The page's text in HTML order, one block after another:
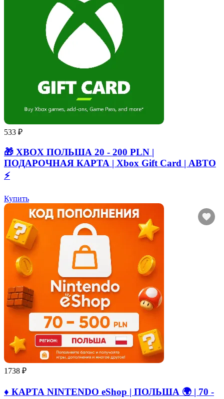
533 ₽
🎁 XBOX ПОЛЬША 20 - 200 PLN |
ПОДАРОЧНАЯ КАРТА | Xbox Gift Card | АВТО
⚡
Купить
1738 ₽
♦️ КАРТА NINTENDO eShop | ПОЛЬША 🌍 | 70 -